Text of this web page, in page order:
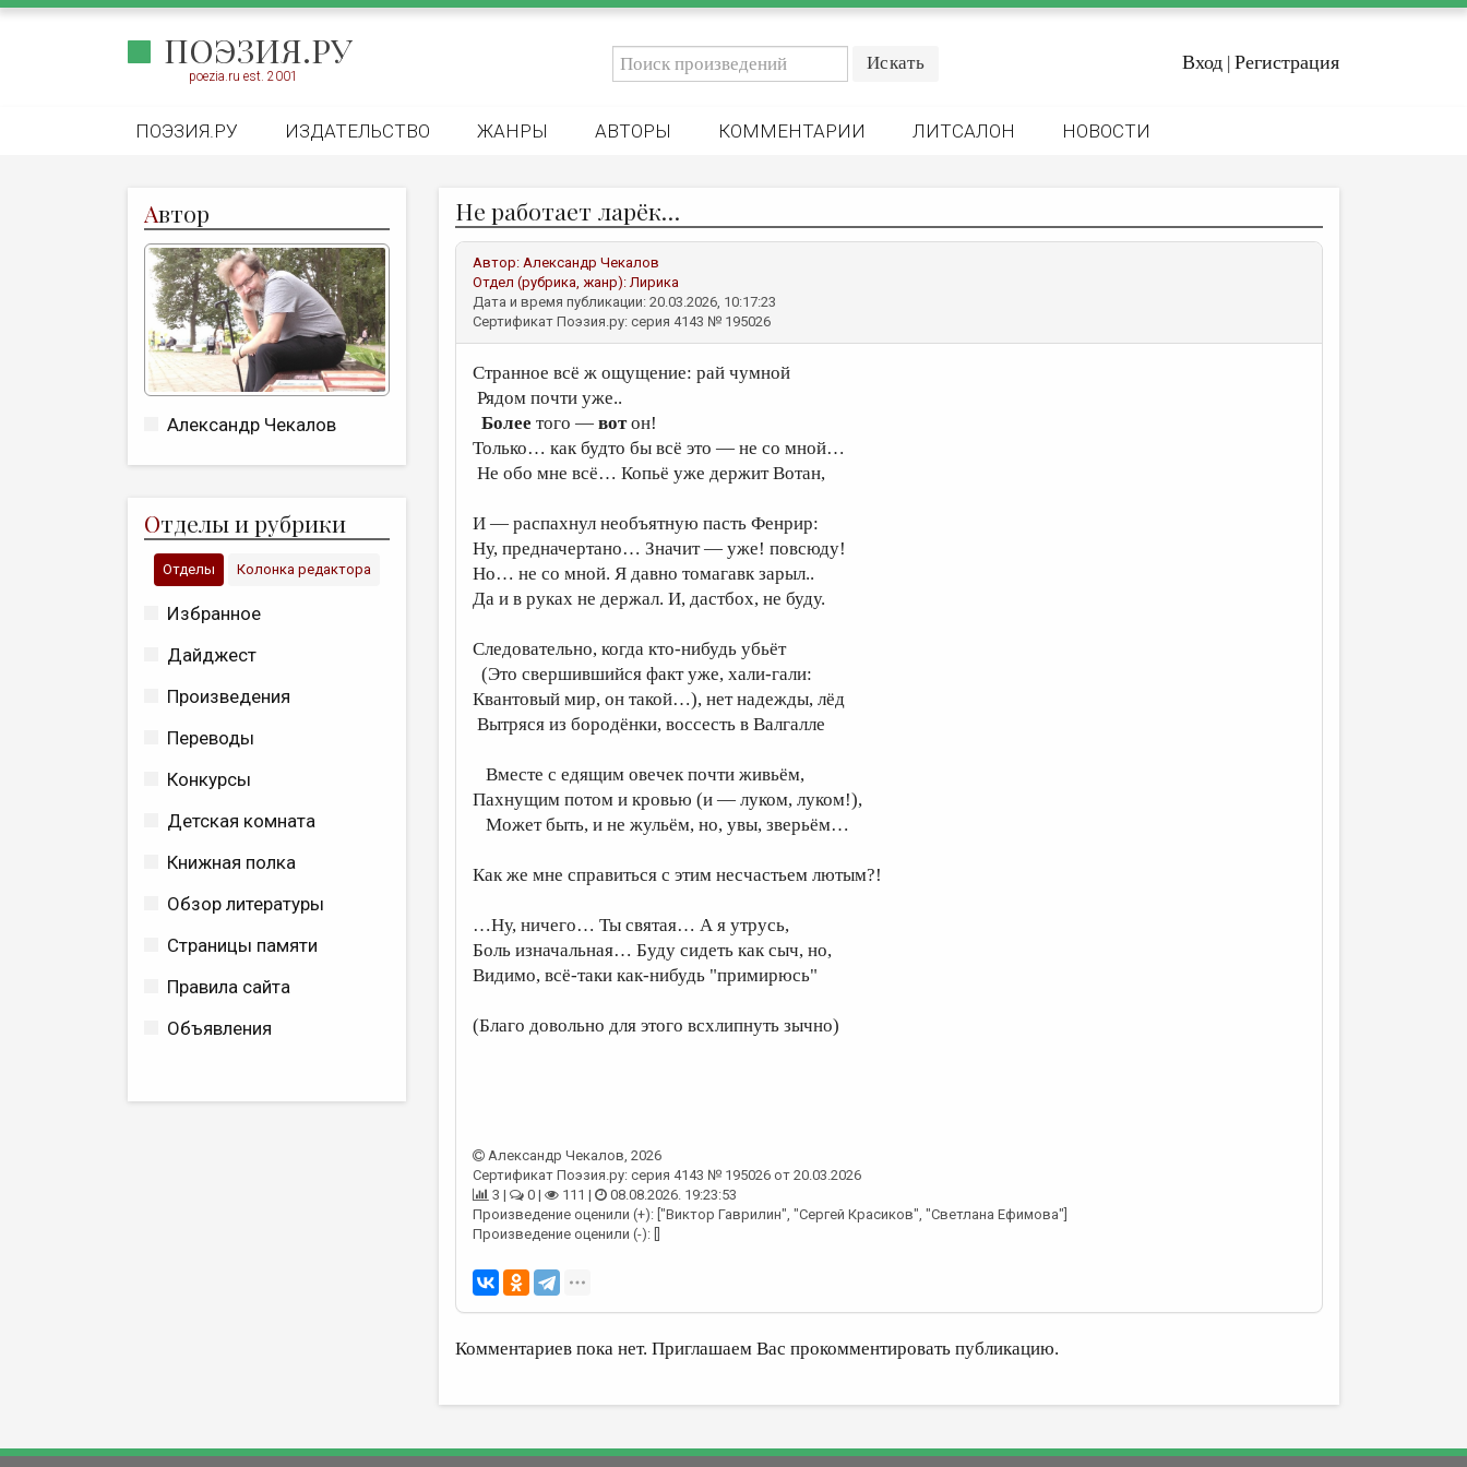
ПОЭЗИЯ.РУ
poezia.ru est. 2001
Вход | Регистрация
ПОЭЗИЯ.РУ ИЗДАТЕЛЬСТВО ЖАНРЫ АВТОРЫ КОММЕНТАРИИ ЛИТСАЛОН НОВОСТИ
Автор
Александр Чекалов
Отделы и рубрики
Отделы Колонка редактора
Избранное
Дайджест
Произведения
Переводы
Конкурсы
Детская комната
Книжная полка
Обзор литературы
Страницы памяти
Правила сайта
Объявления
Не работает ларёк…
Автор: Александр Чекалов
Отдел (рубрика, жанр):Лирика
Дата и время публикации: 20.03.2026, 10:17:23
Сертификат Поэзия.ру: серия 4143 № 195026
Странное всё ж ощущение: рай чумной
Рядом почти уже..
Более того — вотон!
Только… как будто бы всё это — не со мной…
Не обо мне всё… Копьё уже держит Вотан,
И — распахнул необъятную пасть Фенрир:
Ну, предначертано… Значит — уже! повсюду!
Но… не со мной. Я давно томагавк зарыл..
Да и в руках не держал. И, дастбох, не буду.
Следовательно, когда кто-нибудь убьёт
(Это свершившийся факт уже, хали-гали:
Квантовый мир, он такой…), нет надежды, лёд
Вытряся из бородёнки, воссесть в Валгалле
Вместе с едящим овечек почти живьём,
Пахнущим потом и кровью (и — луком, луком!),
Может быть, и не жульём, но, увы, зверьём…
Как же мне справиться с этим несчастьем лютым?!
…Ну, ничего… Ты святая… А я утрусь,
Боль изначальная… Буду сидеть как сыч, но,
Видимо, всё-таки как-нибудь "примирюсь"
(Благо довольно для этого всхлипнуть зычно)
Александр Чекалов, 2026
Сертификат Поэзия.ру: серия 4143 № 195026 от 20.03.2026
3 |
0 | 111 |
08.08.2026. 19:23:53
Произведение оценили (+): ["Виктор Гаврилин", "Сергей Красиков", "Светлана Ефимова"]
Произведение оценили (-): []
Комментариев пока нет. Приглашаем Вас прокомментировать публикацию.